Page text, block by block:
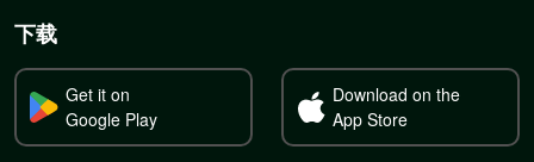
下载
Get it on
Google Play
Download on the
App Store